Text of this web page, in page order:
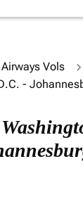
Vols
-
à jour